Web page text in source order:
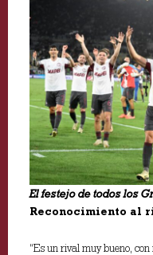
El festejo de todos los
Reconocimiento al
“Es un rival muy bueno,